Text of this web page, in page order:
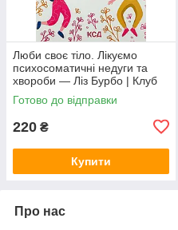
Люби своє тіло. Лікуємо
психосоматичні недуги та
хвороби — Ліз Бурбо | Клуб
Сімейного Дозвілля,
українською, нова
Готово до відправки
220 ₴
Купити
Про нас